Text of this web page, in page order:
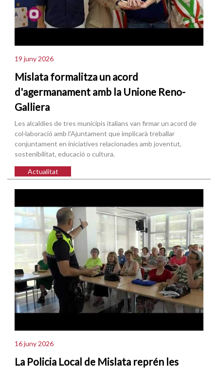
19 juny 2026
Mislata formalitza un acord
d'agermanament amb la Unione Reno-
Galliera
Les alcaldies de tres municipis italians van firmar un acord de
col·laboració amb l'Ajuntament que implicarà treballar
conjuntament en iniciatives relacionades amb joventut,
sostenibilitat, educació o cultura.
Actualitat
16 juny 2026
La Policia Local de Mislata reprén les